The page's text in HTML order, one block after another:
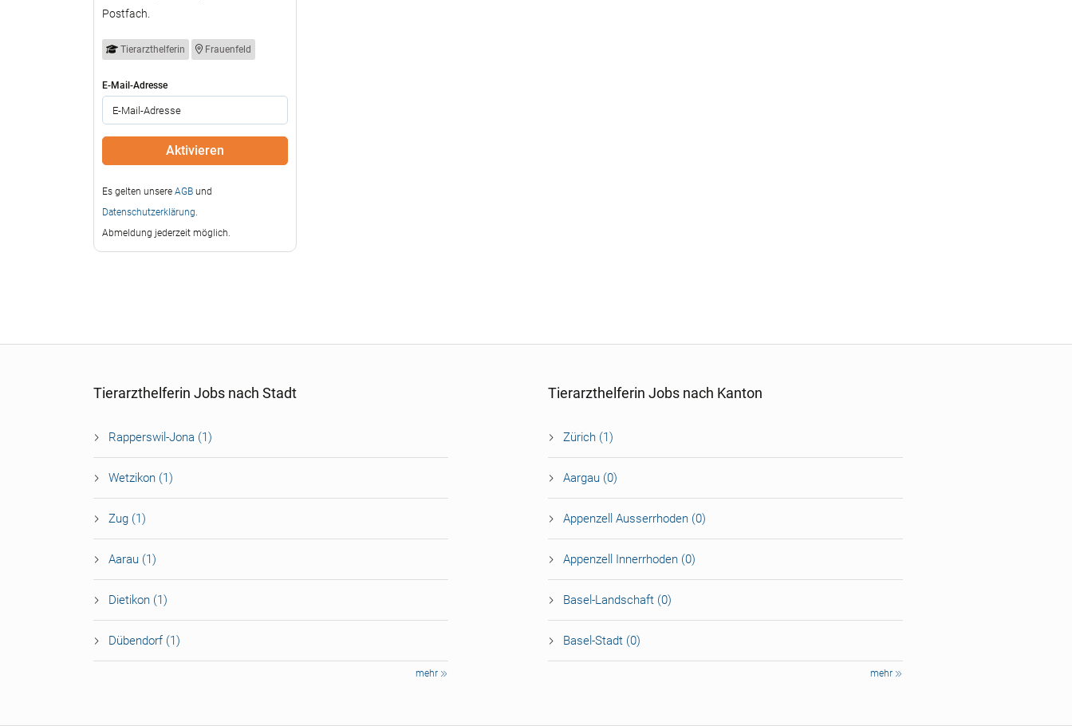
Postfach.
Tierarzthelferin Frauenfeld
E-Mail-Adresse
Es gelten unsere AGB und
Datenschutzerklärung.
Abmeldung jederzeit möglich.
Tierarzthelferin Jobs nach Stadt
Rapperswil-Jona (1)
Wetzikon (1)
Zug (1)
Aarau (1)
Dietikon (1)
Dübendorf (1)
mehr
Tierarzthelferin Jobs nach Kanton
Zürich (1)
Aargau (0)
Appenzell Ausserrhoden (0)
Appenzell Innerrhoden (0)
Basel-Landschaft (0)
Basel-Stadt (0)
mehr